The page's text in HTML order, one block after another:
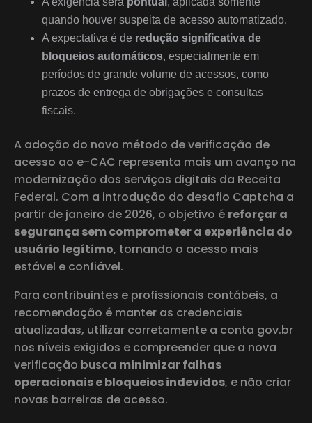
quando houver suspeita de acesso automatizado.
A expectativa é de redução significativa de
bloqueios automáticos, especialmente em
períodos de grande volume de acessos, como
prazos de entrega de obrigações e consultas
fiscais.
A adoção do novo método de verificação de
acesso ao e-CAC representa mais um avanço na
modernização dos serviços digitais da Receita
Federal. Com a introdução do desafio Captcha a
partir de janeiro de 2026, o objetivo é reforçar a
segurança sem comprometer a experiência do
usuário legítimo, tornando o acesso mais
estável e confiável.
Para contribuintes e profissionais contábeis, a
recomendação é manter as credenciais
atualizadas, utilizar corretamente a conta gov.br
nos níveis exigidos e compreender que a nova
verificação busca minimizar falhas
operacionais e bloqueios indevidos, e não criar
novas barreiras de acesso.